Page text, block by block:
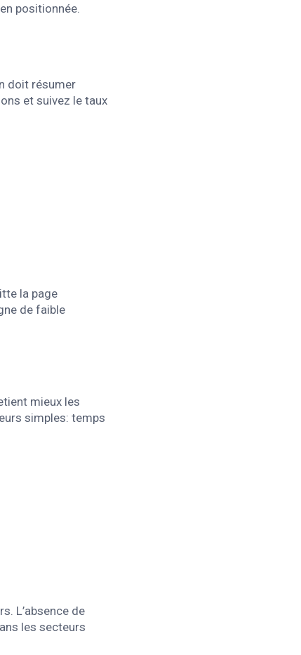
positionnée.
doit résumer
et suivez le taux
la page
de faible
mieux les
simples: temps
L’absence de
les secteurs